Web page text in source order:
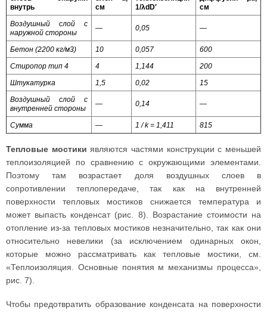
внутрь
см
1/λdD′
см
Воздушный слой с
наружной стороны
— 0,05 —
Бетон (2200 кг/м3) 10 0,057
600
Стиропор тип 4
4 1,144
200
Штукатурка
1,5 0,02
15
Воздушный слой с
внутренней стороны
— 0,14 —
Сумма — 1 /k= 1,411 815
Тепловые мостики являются частями конструкции с меньшей
теплоизоляцией по сравнению с окружающими элементами.
Поэтому там возрастает доля воздушных слоев в
сопротивлении теплопередаче, так как на внутренней
поверхности тепловых мостиков снижается температура и
может выпасть конденсат (рис. 8). Возрастание стоимости на
отопление из-за тепловых мостиков незначительно, так как они
относительно невелики (за исключением одинарных окон,
которые можно рассматривать как тепловые мостики, см.
«Теплоизоляция. Основные понятия м механизмы процесса»,
рис. 7).
Чтобы предотвратить образование конденсата на поверхности